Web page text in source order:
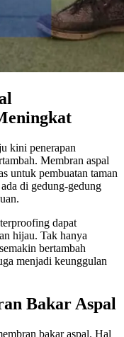
kini penerapan
Membran aspal
untuk pembuatan taman
di gedung-gedung
dapat
hijau. Tak hanya
bertambah
menjadi keunggulan
Bakar Aspal
bakar aspal. Hal